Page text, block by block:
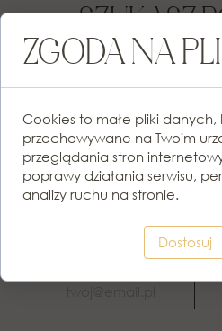
SZUKASZ
ZADZWOŃ
Imię:
ZGODA NA
Cookies to małe pliki danych,
przechowywane na Twoim
przeglądania stron
poprawy działania serwisu,
analizy ruchu na stronie.
Dostosuj